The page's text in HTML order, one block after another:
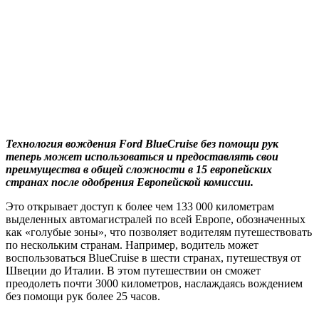
Технология вождения Ford BlueCruise без помощи рук
теперь может использоваться и предоставлять свои
преимущества в общей сложности в 15 европейских
странах после одобрения Европейской комиссии.
Это открывает доступ к более чем 133 000 километрам
выделенных автомагистралей по всей Европе, обозначенных
как «голубые зоны», что позволяет водителям путешествовать
по нескольким странам. Например, водитель может
воспользоваться BlueCruise в шести странах, путешествуя от
Швеции до Италии. В этом путешествии он сможет
преодолеть почти 3000 километров, наслаждаясь вождением
без помощи рук более 25 часов.